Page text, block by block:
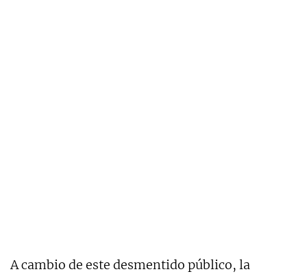
A cambio de este desmentido público, la